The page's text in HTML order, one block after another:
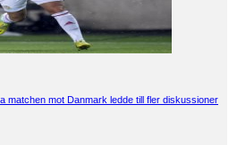
matchen mot Danmark ledde till fler diskussioner